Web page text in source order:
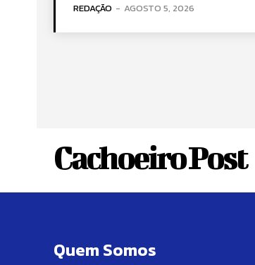
REDAÇÃO - AGOSTO 5, 2026
Cachoeiro Post
Quem Somos